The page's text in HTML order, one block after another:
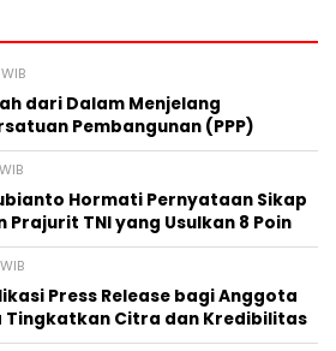
dari Dalam Menjelang
Pembangunan (PPP)
Hormati Pernyataan Sikap
Prajurit TNI yang Usulkan 8 Poin
Press Release bagi Anggota
Tingkatkan Citra dan Kredibilitas